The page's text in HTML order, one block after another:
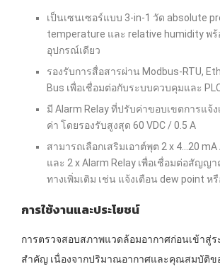
เป็นเซนเซอร์แบบ 3-in-1 วัด absolute
temperature และ relative humidity พ
อุปกรณ์เดียว
รองรับการสื่อสารผ่าน Modbus-RTU,
Bus เพื่อเชื่อมต่อกับระบบควบคุมและ
มี Alarm Relay ที่ปรับค่าขอบเขตการแจ้
ค่า โดยรองรับสูงสุด 60 VDC / 0.5 A
สามารถเลือกเสริมเอาต์พุต 2 x 4…20
และ 2 x Alarm Relay เพื่อเชื่อมต่อสัญญ
ทางเพิ่มเติม เช่น แจ้งเตือน dew point ห
การใช้งานและประโยชน์
การตรวจสอบสภาพแวดล้อมอากาศก่อนเข้าสู่
สำคัญ เนื่องจากปริมาณอากาศและคุณสมบัติข